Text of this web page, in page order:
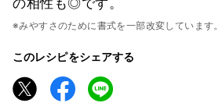
※みやすさのために書式を一部改変しています。
このレシピをシェアする